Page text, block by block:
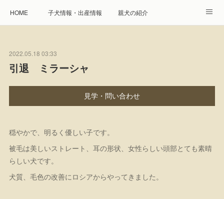
HOME 子犬情報・出産情報 親犬の紹介
遺伝疾患への取り組み
プレジール親睦会 特定商取引に基づく表記
2022.05.18 03:33
引退 ミラーシャ
見学・問い合わせ
穏やかで、明るく優しい子です。
被毛は美しいストレート、耳の形状、女性らしい頭部とても素晴
らしい犬です。
犬質、毛色の改善にロシアからやってきました。